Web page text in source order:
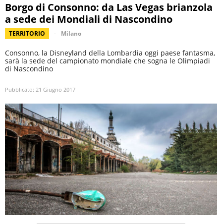
Borgo di Consonno: da Las Vegas brianzola
a sede dei Mondiali di Nascondino
TERRITORIO Milano
Consonno, la Disneyland della Lombardia oggi paese fantasma,
sarà la sede del campionato mondiale che sogna le Olimpiadi
di Nascondino
Pubblicato: 21 Giugno 2017